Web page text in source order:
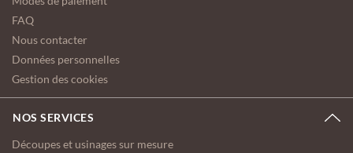
FAQ
Nous contacter
Données personnelles
Gestion des cookies
NOS SERVICES
Découpes et usinages sur mesure